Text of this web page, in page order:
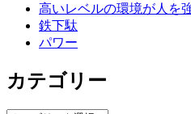
高いレベルの環境が人を
鉄下駄
パワー
カテゴリー